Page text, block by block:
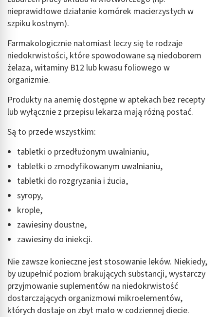
nieprawidłowe działanie komórek macierzystych w
szpiku kostnym).
Farmakologicznie natomiast leczy się te rodzaje
niedokrwistości, które spowodowane są niedoborem
żelaza, witaminy B12 lub kwasu foliowego w
organizmie.
Produkty na anemię dostępne w aptekach bez recepty
lub wyłącznie z przepisu lekarza mają różną postać.
Są to przede wszystkim:
tabletki o przedłużonym uwalnianiu,
tabletki o zmodyfikowanym uwalnianiu,
tabletki do rozgryzania i żucia,
syropy,
krople,
zawiesiny doustne,
zawiesiny do iniekcji.
Nie zawsze konieczne jest stosowanie leków. Niekiedy,
by uzupełnić poziom brakujących substancji, wystarczy
przyjmowanie suplementów na niedokrwistość
dostarczających organizmowi mikroelementów,
których dostaje on zbyt mało w codziennej diecie.